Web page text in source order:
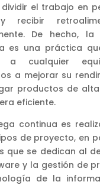
el trabajo en
recibir
De hecho, la
es una práctica
a cualquier
a mejorar su
productos de
eficiente.
continua es
de proyecto, en
que se dedican al
y la gestión de
de la